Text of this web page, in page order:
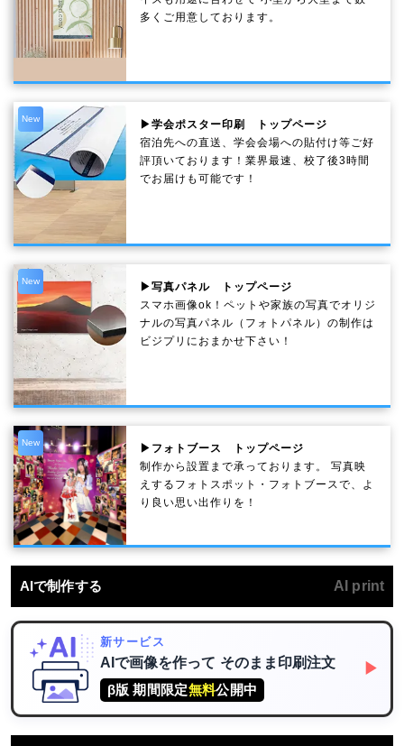
多くご用意しております。
New
▶学会ポスター印刷 トップページ
宿泊先への直送、学会会場への貼付け等ご好
評頂いております！業界最速、校了後3時間
でお届けも可能です！
New
▶写真パネル トップページ
スマホ画像ok！ペットや家族の写真でオリジ
ナルの写真パネル（フォトパネル）の制作は
ビジプリにおまかせ下さい！
New
▶フォトブース トップページ
制作から設置まで承っております。 写真映
えするフォトスポット・フォトブースで、よ
り良い思い出作りを！
AIで制作する AI print
新サービス
AIで画像を作って そのまま印刷注文
β版 期間限定無料公開中
▶